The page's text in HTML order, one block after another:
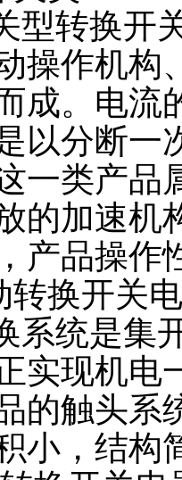
型转换开
操作机构
成。电流
以分断一
一类产品
的加速机
产品操作
转换开关
系统是集
实现机电
的触头系
小，结构